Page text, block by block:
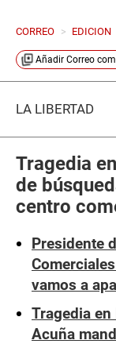
CORREO > EDICION
Añadir Correo
LA LIBERTAD
Tragedia
de
centro
Presidente
vamos a
Tragedia en
Acuña